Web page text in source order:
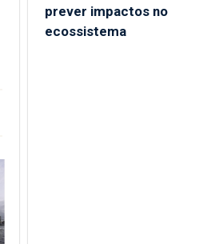
prever impactos no
ecossistema